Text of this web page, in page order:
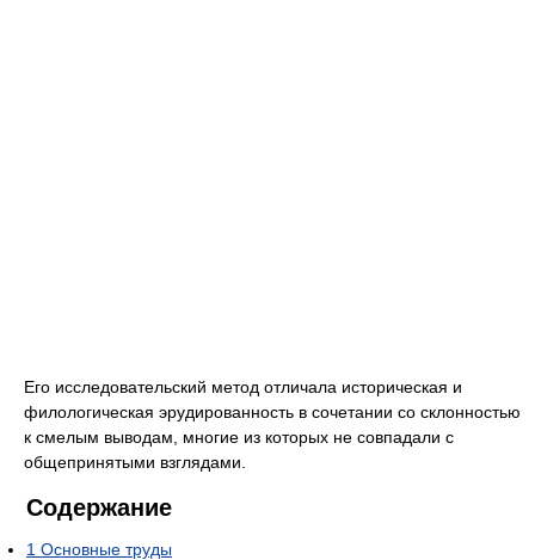
Его исследовательский метод отличала историческая и
филологическая эрудированность в сочетании со склонностью
к смелым выводам, многие из которых не совпадали с
общепринятыми взглядами.
Содержание
1 Основные труды